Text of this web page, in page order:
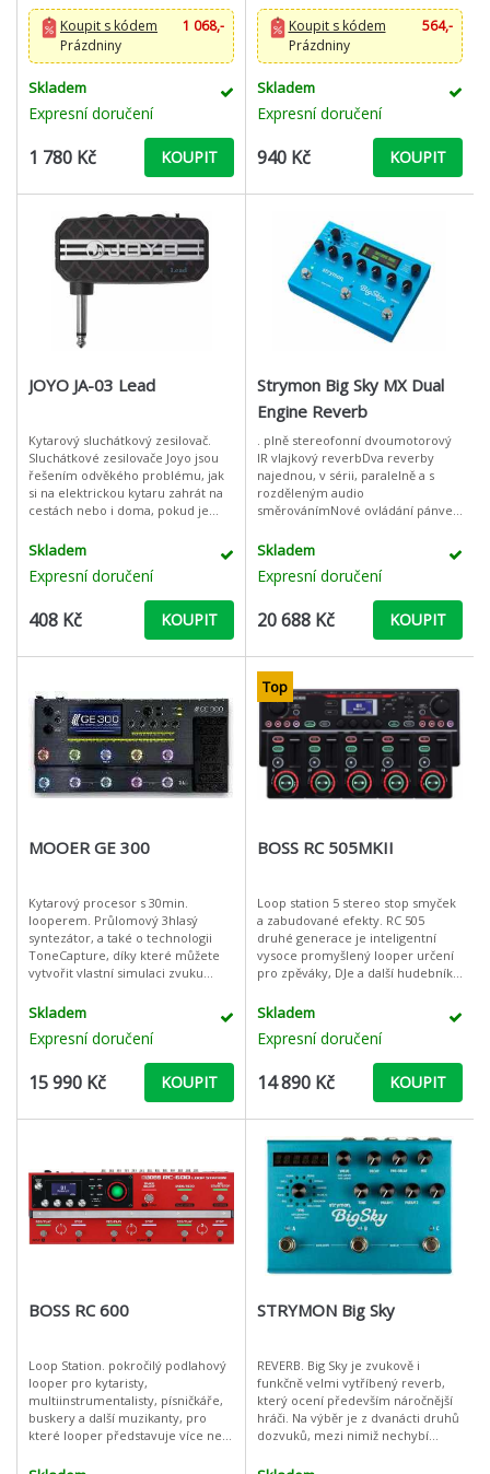
hmotnost: 160 g
Koupit s kódem
1 068,-
Prázdniny
Skladem
Expresní doručení
1 780 Kč KOUPIT
Napájení 9V DC. Všechny efek
Koupit s kódem
564,-
Prázdniny
Skladem
Expresní doručení
940 Kč KOUPIT
JOYO JA-03 Lead
Kytarový sluchátkový zesilovač.
Sluchátkové zesilovače Joyo jsou
řešením odvěkého problému, jak
si na elektrickou kytaru zahrát na
cestách nebo i doma, pokud je
v noci a jak hrát do s
Skladem
Expresní doručení
408 Kč KOUPIT
Strymon Big Sky MX Dual
Engine Reverb
. plně stereofonní dvoumotorový
IR vlajkový reverbDva reverby
najednou, v sérii, paralelně a s
rozděleným audio
směrovánímNové ovládání pánve
reverb motorů s novými
Skladem
Expresní doručení
20 688 Kč KOUPIT
MOOER GE 300
Kytarový procesor s 30min.
looperem. Průlomový 3hlasý
syntezátor, a také o technologii
ToneCapture, díky které můžete
vytvořit vlastní simulaci zvuku
pedálu nebo zesilovače. GE 300 k
Skladem
Expresní doručení
15 990 Kč KOUPIT
Top
BOSS RC 505MKII
Loop station 5 stereo stop smyček
a zabudované efekty. RC 505
druhé generace je inteligentní
vysoce promyšlený looper určení
pro zpěváky, DJe a další hudebníky.
můžete mít vždy po ruce
Skladem
Expresní doručení
14 890 Kč KOUPIT
BOSS RC 600
Loop Station. pokročilý podlahový
looper pro kytaristy,
multiinstrumentalisty, písničkáře,
buskery a další muzikanty, pro
které looper představuje více než
případným automatickým
STRYMON Big Sky
REVERB. Big Sky je zvukově i
funkčně velmi vytříbený reverb,
který ocení především náročnější
hráči. Na výběr je z dvanácti druhů
dozvuků, mezi nimiž nechybí
Room, Plate nebo pružinový